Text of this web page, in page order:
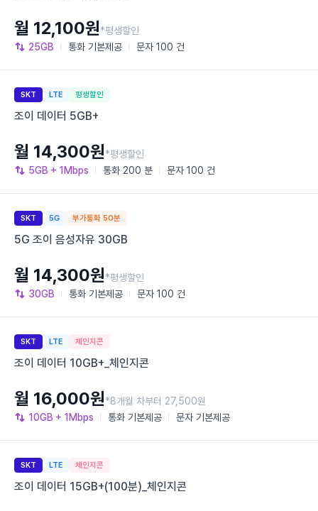
25GB 통화 기본제공 문자 100 건
월 12,100원*평생할인
SKT LTE 평생할인
조이 데이터 5GB+
5GB + 1Mbps 통화 200 분 문자 100 건
월 14,300원*평생할인
SKT 5G 부가통화 50분
5G 조이 음성자유 30GB
30GB 통화 기본제공 문자 100 건
월 14,300원*평생할인
SKT LTE 체인지콘
조이 데이터 10GB+_체인지콘
10GB + 1Mbps 통화 기본제공 문자 기본제공
월 16,000원*8개월 차부터 27,500원
SKT LTE 체인지콘
조이 데이터 15GB+(100분)_체인지콘